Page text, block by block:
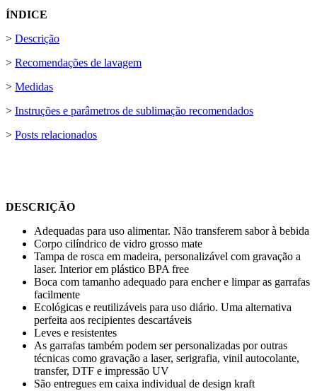
ÍNDICE
> Descrição
> Recomendações de lavagem
> Medidas
> Instruções e parâmetros de sublimação recomendados
> Posts relacionados
DESCRIÇÃO
Adequadas para uso alimentar. Não transferem sabor à bebida
Corpo cilíndrico de vidro grosso mate
Tampa de rosca em madeira, personalizável com gravação a
laser. Interior em plástico BPA free
Boca com tamanho adequado para encher e limpar as garrafas
facilmente
Ecológicas e reutilizáveis para uso diário. Uma alternativa
perfeita aos recipientes descartáveis
Leves e resistentes
As garrafas também podem ser personalizadas por outras
técnicas como gravação a laser, serigrafia, vinil autocolante,
transfer, DTF e impressão UV
São entregues em caixa individual de design kraft